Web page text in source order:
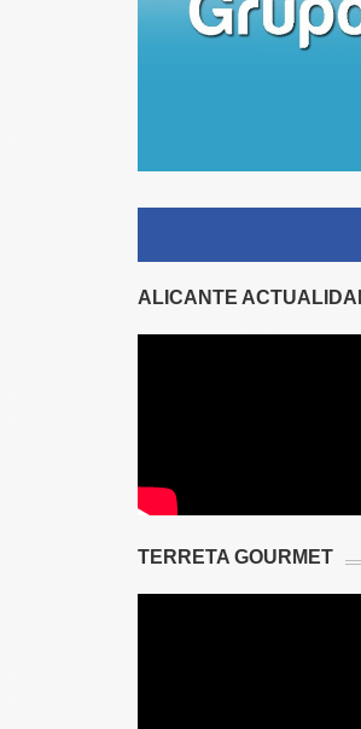
ALICANTE
TERRETA GOURMET